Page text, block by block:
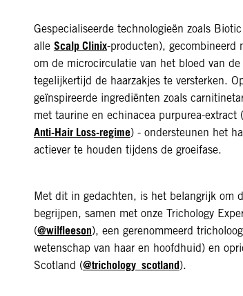
Gespecialiseerde technologieën zoals
alle Scalp Clinix-producten), gecombineerd
om de microcirculatie van het bloed van
tegelijkertijd de haarzakjes te versterken.
geïnspireerde ingrediënten zoals
met taurine en echinacea purpurea-extract
Anti-Hair Loss-regime) - ondersteunen het
actiever te houden tijdens de groeifase.
Met dit in gedachten, is het belangrijk om
begrijpen, samen met onze Trichology
(@wilfleeson), een gerenommeerd
wetenschap van haar en hoofdhuid) en
Scotland (@trichology_scotland).